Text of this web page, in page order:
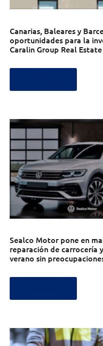
Canarias, Baleares y
oportunidades para la
Caralin Group Real Estate
Sealco Motor pone en
reparación de carrocería
verano sin